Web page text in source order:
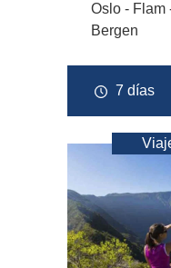
Oslo - Flam
Bergen
7 días